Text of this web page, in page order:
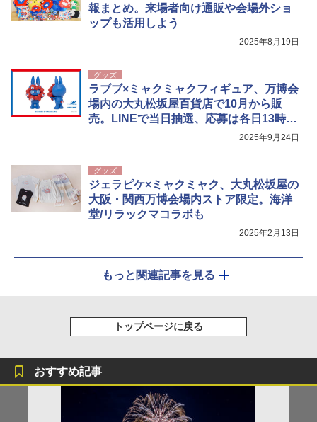
報まとめ。来場者向け通販や会場外ショ
ップも活用しよう
2025年8月19日
グッズ
ラブブ×ミャクミャクフィギュア、万博会
場内の大丸松坂屋百貨店で10月から販
売。LINEで当日抽選、応募は各日13時ま
2025年9月24日
グッズ
ジェラピケ×ミャクミャク、大丸松坂屋の
大阪・関西万博会場内ストア限定。海洋
堂/リラックマコラボも
2025年2月13日
もっと関連記事を見る
トップページに戻る
おすすめ記事